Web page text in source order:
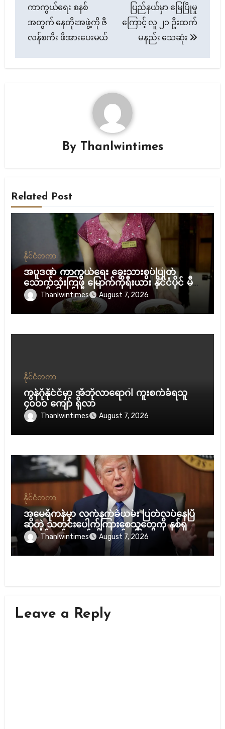
ကာကွယ်ရေး စနစ်
အတွက် နေတိုးအဖွဲ့ကို ဇီ
လန်စကီး ဖိအားပေးမယ်
ပြည်နယ်မှာ မြေပြိုမှု
ကြောင့် လူ ၂၁ ဦးထက်
မနည်း သေဆုံး
By Thanlwintimes
Related Post
နိုင်ငံတကာ
အပူဒဏ် ကာကွယ်ရေး ခွေးသားစွပ်ပြုတ်
သောက်သုံးကြဖို့ မြောက်ကိုရီးယား နိုင်ငံပိုင် မီဒီ
ယာ တိုက်တွန်း
Thanlwintimes August 7, 2026
နိုင်ငံတကာ
ကွန်ဂိုနိုင်ငံမှာ အီဘိုလာရောဂါ ကူးစက်ခံရသူ
၄၀၀၀ ကျော် ရှိလာ
Thanlwintimes August 7, 2026
နိုင်ငံတကာ
အမေရိကန်မှာ လက်နက်ခဲယမ်း ပြတ်လပ်နေပြီ
ဆိုတဲ့ သတင်းပေါက်ကြားစေသူတွေကို နှစ်ရှည်
ထောင်ဒဏ်ချမယ်လို့ ထရန့် ပြော
Thanlwintimes August 7, 2026
Leave a Reply